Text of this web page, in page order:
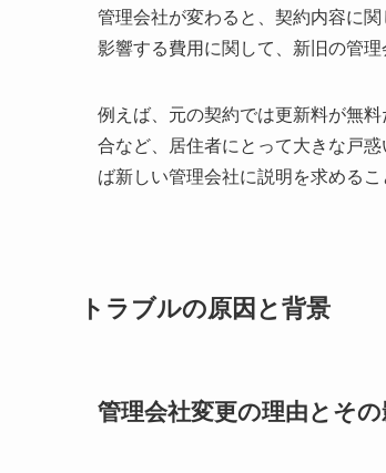
管理会社が変わると、契約内容に
影響する費用に関して、新旧の管
例えば、元の契約では更新料が無
合など、居住者にとって大きな戸
ば新しい管理会社に説明を求めるこ
トラブルの原因と背景
管理会社変更の理由とそ